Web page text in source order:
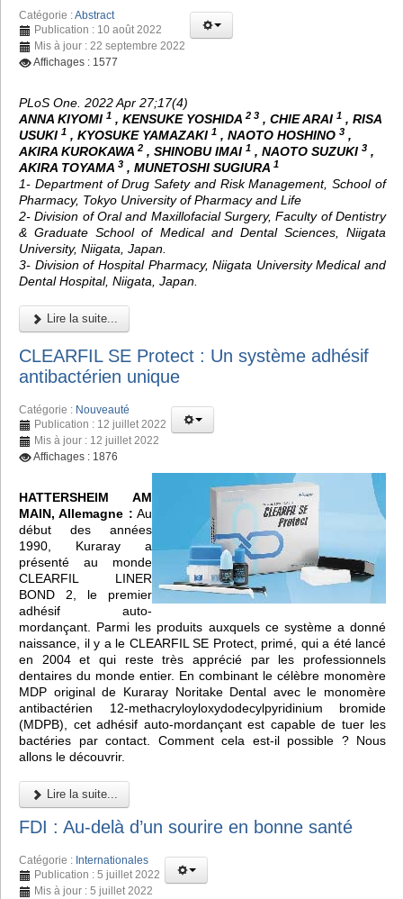
Catégorie :Abstract
Publication : 10 août 2022
Mis à jour : 22 septembre 2022
Affichages : 1577
PLoS One. 2022 Apr 27;17(4)
ANNA KIYOMI 1 , KENSUKE YOSHIDA 2 3 , CHIE ARAI 1 , RISA
USUKI 1 , KYOSUKE YAMAZAKI 1 , NAOTO HOSHINO 3 ,
AKIRA KUROKAWA 2 , SHINOBU IMAI 1 , NAOTO SUZUKI 3 ,
AKIRA TOYAMA 3 , MUNETOSHI SUGIURA 1
1- Department of Drug Safety and Risk Management, School of
Pharmacy, Tokyo University of Pharmacy and Life
2- Division of Oral and Maxillofacial Surgery, Faculty of Dentistry
& Graduate School of Medical and Dental Sciences, Niigata
University, Niigata, Japan.
3- Division of Hospital Pharmacy, Niigata University Medical and
Dental Hospital, Niigata, Japan.
Lire la suite...
CLEARFIL SE Protect : Un système adhésif
antibactérien unique
Catégorie : Nouveauté
Publication : 12 juillet 2022
Mis à jour : 12 juillet 2022
Affichages : 1876
HATTERSHEIM AM
MAIN, Allemagne : Au
début des années
1990, Kuraray a
présenté au monde
CLEARFIL LINER
BOND 2, le premier
adhésif auto-
mordançant. Parmi les produits auxquels ce système a donné
naissance, il y a le CLEARFIL SE Protect, primé, qui a été lancé
en 2004 et qui reste très apprécié par les professionnels
dentaires du monde entier. En combinant le célèbre monomère
MDP original de Kuraray Noritake Dental avec le monomère
antibactérien 12-methacryloyloxydodecylpyridinium bromide
(MDPB), cet adhésif auto-mordançant est capable de tuer les
bactéries par contact. Comment cela est-il possible ? Nous
allons le découvrir.
Lire la suite...
FDI : Au-delà d’un sourire en bonne santé
Catégorie : Internationales
Publication : 5 juillet 2022
Mis à jour : 5 juillet 2022